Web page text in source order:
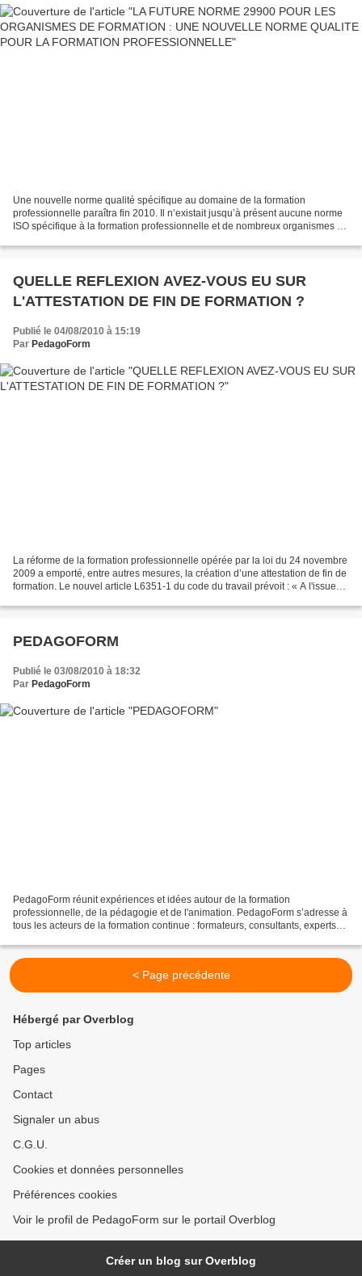
Une nouvelle norme qualité spécifique au domaine de la formation
professionnelle paraîtra fin 2010. Il n’existait jusqu’à présent aucune norme
ISO spécifique à la formation professionnelle et de nombreux organismes de
QUELLE REFLEXION AVEZ-VOUS EU SUR
L'ATTESTATION DE FIN DE FORMATION ?
Publié le 04/08/2010 à 15:19
Par PedagoForm
La réforme de la formation professionnelle opérée par la loi du 24 novembre
2009 a emporté, entre autres mesures, la création d’une attestation de fin de
formation. Le nouvel article L6351-1 du code du travail prévoit : « A l'issue
PEDAGOFORM
Publié le 03/08/2010 à 18:32
Par PedagoForm
PedagoForm réunit expériences et idées autour de la formation
professionnelle, de la pédagogie et de l'animation. PedagoForm s’adresse à
tous les acteurs de la formation continue : formateurs, consultants, experts
< Page précédente
Hébergé par Overblog
Top articles
Pages
Contact
Signaler un abus
C.G.U.
Cookies et données personnelles
Préférences cookies
Voir le profil de PedagoForm sur le portail Overblog
Créer un blog sur Overblog